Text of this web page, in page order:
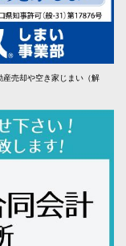
売却や空き家じまい（解